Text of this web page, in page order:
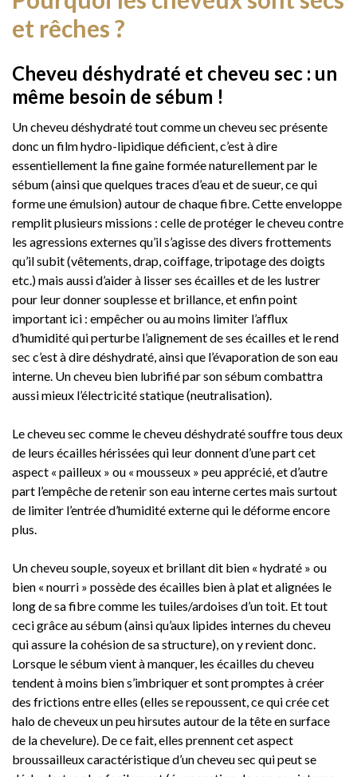
et rêches ?
Cheveu déshydraté et cheveu sec : un
même besoin de sébum !
Un cheveu déshydraté tout comme un cheveu sec présente
donc un film hydro-lipidique déficient, c’est à dire
essentiellement la fine gaine formée naturellement par le
sébum (ainsi que quelques traces d’eau et de sueur, ce qui
forme une émulsion) autour de chaque fibre. Cette enveloppe
remplit plusieurs missions : celle de protéger le cheveu contre
les agressions externes qu’il s’agisse des divers frottements
qu’il subit (vêtements, drap, coiffage, tripotage des doigts
etc.) mais aussi d’aider à lisser ses écailles et de les lustrer
pour leur donner souplesse et brillance, et enfin point
important ici : empêcher ou au moins limiter l’afflux
d’humidité qui perturbe l’alignement de ses écailles et le rend
sec c’est à dire déshydraté, ainsi que l’évaporation de son eau
interne. Un cheveu bien lubrifié par son sébum combattra
aussi mieux l’électricité statique (neutralisation).
Le cheveu sec comme le cheveu déshydraté souffre tous deux
de leurs écailles hérissées qui leur donnent d’une part cet
aspect « pailleux » ou « mousseux » peu apprécié, et d’autre
part l’empêche de retenir son eau interne certes mais surtout
de limiter l’entrée d’humidité externe qui le déforme encore
plus.
Un cheveu souple, soyeux et brillant dit bien « hydraté » ou
bien « nourri » possède des écailles bien à plat et alignées le
long de sa fibre comme les tuiles/ardoises d’un toit. Et tout
ceci grâce au sébum (ainsi qu’aux lipides internes du cheveu
qui assure la cohésion de sa structure), on y revient donc.
Lorsque le sébum vient à manquer, les écailles du cheveu
tendent à moins bien s’imbriquer et sont promptes à créer
des frictions entre elles (elles se repoussent, ce qui crée cet
halo de cheveux un peu hirsutes autour de la tête en surface
de la chevelure). De ce fait, elles prennent cet aspect
broussailleux caractéristique d’un cheveu sec qui peut se